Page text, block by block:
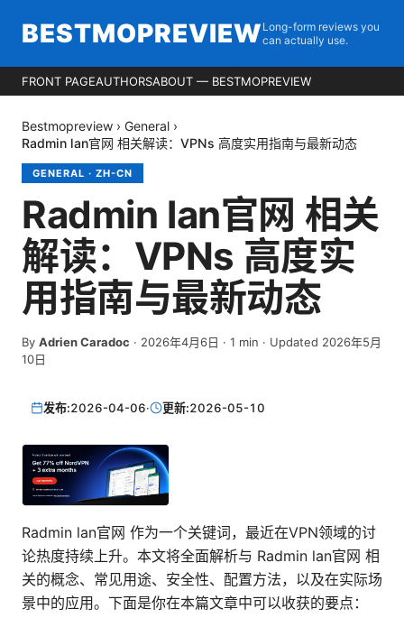
BESTMOPREVIEW Long-form reviews you
can actually use.
FRONT PAGEAUTHORSABOUT — BESTMOPREVIEW
Bestmopreview › General ›
Radmin lan官网 相关解读：VPNs 高度实用指南与最新动态
GENERAL · ZH-CN
Radmin lan官网 相关
解读：VPNs 高度实
用指南与最新动态
By Adrien Caradoc · 2026年4月6日 · 1 min · Updated 2026年5月
10日
发布:2026-04-06· 更新:2026-05-10
Radmin lan官网 作为一个关键词，最近在VPN领域的讨
论热度持续上升。本文将全面解析与 Radmin lan官网 相
关的概念、常见用途、安全性、配置方法，以及在实际场
景中的应用。下面是你在本篇文章中可以收获的要点：